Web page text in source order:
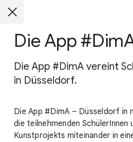
Die App
Die App #DimA vereint
in Düsseldorf.
Die App #DimA – Düsseldorf in
die teilnehmenden
Kunstprojekts miteinander in